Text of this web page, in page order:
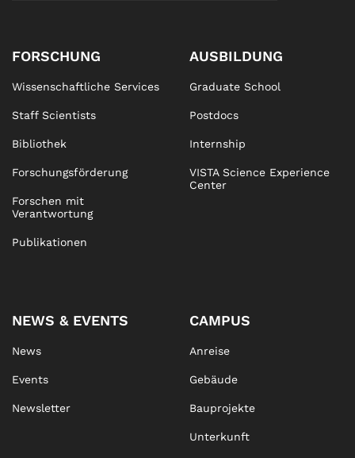
FORSCHUNG
Wissenschaftliche Services
Staff Scientists
Bibliothek
Forschungsförderung
Forschen mit
Verantwortung
Publikationen
AUSBILDUNG
Graduate School
Postdocs
Internship
VISTA Science Experience
Center
NEWS & EVENTS
News
Events
Newsletter
CAMPUS
Anreise
Gebäude
Bauprojekte
Unterkunft